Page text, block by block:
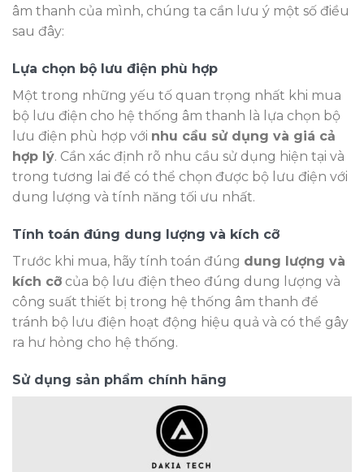
âm thanh của mình, chúng ta cần lưu ý một số điều
sau đây:
Lựa chọn bộ lưu điện phù hợp
Một trong những yếu tố quan trọng nhất khi mua
bộ lưu điện cho hệ thống âm thanh là lựa chọn bộ
lưu điện phù hợp với nhu cầu sử dụng và giá cả
hợp lý. Cần xác định rõ nhu cầu sử dụng hiện tại và
trong tương lai để có thể chọn được bộ lưu điện với
dung lượng và tính năng tối ưu nhất.
Tính toán đúng dung lượng và kích cỡ
Trước khi mua, hãy tính toán đúng dung lượng và
kích cỡ của bộ lưu điện theo đúng dung lượng và
công suất thiết bị trong hệ thống âm thanh để
tránh bộ lưu điện hoạt động hiệu quả và có thể gây
ra hư hỏng cho hệ thống.
Sử dụng sản phẩm chính hãng